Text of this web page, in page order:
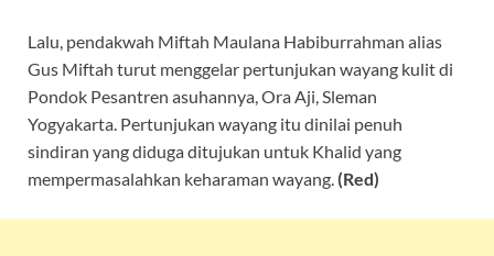
Lalu, pendakwah Miftah Maulana Habiburrahman alias
Gus Miftah turut menggelar pertunjukan wayang kulit di
Pondok Pesantren asuhannya, Ora Aji, Sleman
Yogyakarta. Pertunjukan wayang itu dinilai penuh
sindiran yang diduga ditujukan untuk Khalid yang
mempermasalahkan keharaman wayang.(Red)